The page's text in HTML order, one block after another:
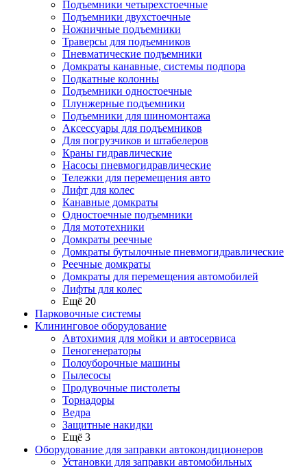
Подъемники четырехстоечные
Подъемники двухстоечные
Ножничные подъемники
Траверсы для подъемников
Пневматические подъемники
Домкраты канавные, системы подпора
Подкатные колонны
Подъемники одностоечные
Плунжерные подъемники
Подъемники для шиномонтажа
Аксессуары для подъемников
Для погрузчиков и штабелеров
Краны гидравлические
Насосы пневмогидравлические
Тележки для перемещения авто
Лифт для колес
Канавные домкраты
Одностоечные подъемники
Для мототехники
Домкраты реечные
Домкраты бутылочные пневмогидравлические
Реечные домкраты
Домкраты для перемещения автомобилей
Лифты для колес
Ещё 20
Парковочные системы
Клининговое оборудование
Автохимия для мойки и автосервиса
Пеногенераторы
Полоуборочные машины
Пылесосы
Продувочные пистолеты
Торнадоры
Ведра
Защитные накидки
Ещё 3
Оборудование для заправки автокондиционеров
Установки для заправки автомобильных